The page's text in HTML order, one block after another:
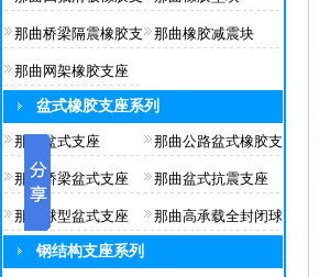
那曲桥梁隔震橡胶支 那曲橡胶减震块
那曲网架橡胶支座
盆式橡胶支座系列
那曲盆式支座 那曲公路盆式橡胶支
那曲桥梁盆式支座 那曲盆式抗震支座
那曲球型盆式支座 那曲高承载全封闭球
钢结构支座系列